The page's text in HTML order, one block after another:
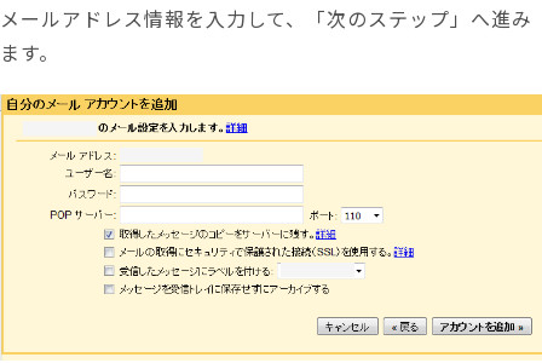
メールアドレス情報を入力して、「次のステップ」へ進み
ます。